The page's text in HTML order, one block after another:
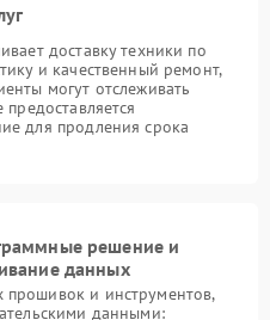
доставку техники по
и качественный ремонт,
могут отслеживать
для продления срока
решение и
данных
и инструментов,
данными: